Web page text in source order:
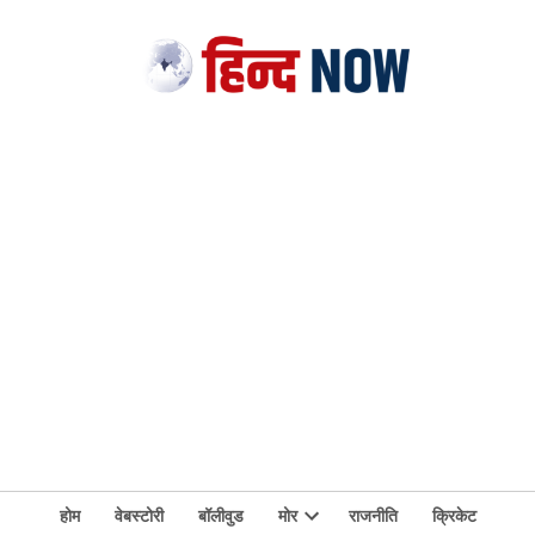
होम वेबस्टोरी बॉलीवुड मोर राजनीति
क्रिकेट